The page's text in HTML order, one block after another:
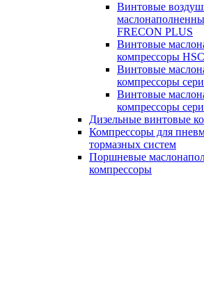
Винтовые
FRECON PLUS
Винтовые
компрессоры
Винтовые
компрессоры
Винтовые
компрессоры
Дизельные винтовые
Компрессоры для
тормазных систем
Поршневые
компрессоры